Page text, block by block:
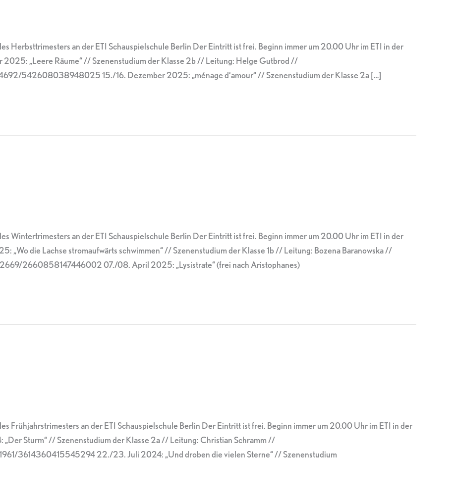
Herbsttrimesters an der ETI Schauspielschule Berlin Der Eintritt ist frei. Beginn immer um 20.00 Uhr im ETI in der
„Leere Räume“ // Szenenstudium der Klasse 2b // Leitung: Helge Gutbrod //
542608038948025 15./16. Dezember 2025: „ménage d‘amour“ // Szenenstudium der Klasse 2a […]
Wintertrimesters an der ETI Schauspielschule Berlin Der Eintritt ist frei. Beginn immer um 20.00 Uhr im ETI in der
die Lachse stromaufwärts schwimmen“ // Szenenstudium der Klasse 1b // Leitung: Bozena Baranowska //
2660858147446002 07./08. April 2025: „Lysistrate“ (frei nach Aristophanes)
Frühjahrstrimesters an der ETI Schauspielschule Berlin Der Eintritt ist frei. Beginn immer um 20.00 Uhr im ETI in der
Sturm“ // Szenenstudium der Klasse 2a // Leitung: Christian Schramm //
3614360415545294 22./23. Juli 2024: „Und droben die vielen Sterne“ // Szenenstudium